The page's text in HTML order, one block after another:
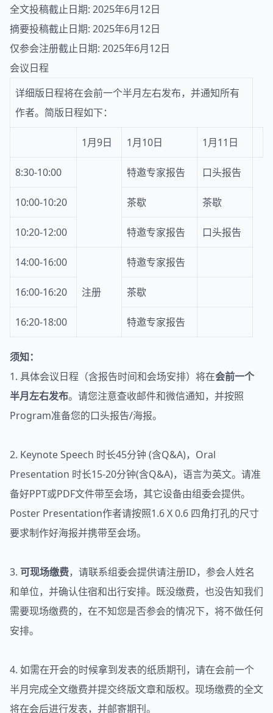
全文投稿截止日期: 2025年6月12日
摘要投稿截止日期: 2025年6月12日
仅参会注册截止日期: 2025年6月12日
会议日程
详细版日程将在会前一个半月左右发布，并通知所有
作者。简版日程如下：
1月9日 1月10日 1月11日
8:30-10:00 特邀专家报告 口头报告
10:00-10:20 茶歇 茶歇
10:20-12:00 特邀专家报告 口头报告
14:00-16:00
注册
特邀专家报告
16:00-16:20 茶歇
16:20-18:00 特邀专家报告
须知：
1. 具体会议日程（含报告时间和会场安排）将在会前一个
半月左右发布。请您注意查收邮件和微信通知，并按照
Program准备您的口头报告/海报。
2. Keynote Speech 时长45分钟 (含Q&A)，Oral
Presentation 时长15-20分钟(含Q&A)，语言为英文。请准
备好PPT或PDF文件带至会场，其它设备由组委会提供。
Poster Presentation作者请按照1.6 X 0.6 四角打孔的尺寸
要求制作好海报并携带至会场。
3. 可现场缴费，请联系组委会提供请注册ID，参会人姓名
和单位，并确认住宿和出行安排。既没缴费，也没告知我们
需要现场缴费的，在不知您是否参会的情况下，将不做任何
安排。
4. 如需在开会的时候拿到发表的纸质期刊，请在会前一个
半月完成全文缴费并提交终版文章和版权。现场缴费的全文
将在会后进行发表，并邮寄期刊。